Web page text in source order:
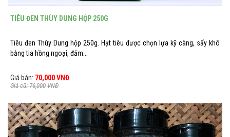
TIÊU ĐEN THÙY DUNG HỘP 250G
Tiêu đen Thùy Dung hộp 250g. Hạt tiêu được chọn lựa kỹ càng, sấy khô
bằng tia hồng ngoại, đảm...
Giá bán: 70,000 VNĐ
Giá cũ: 76,000 VNĐ